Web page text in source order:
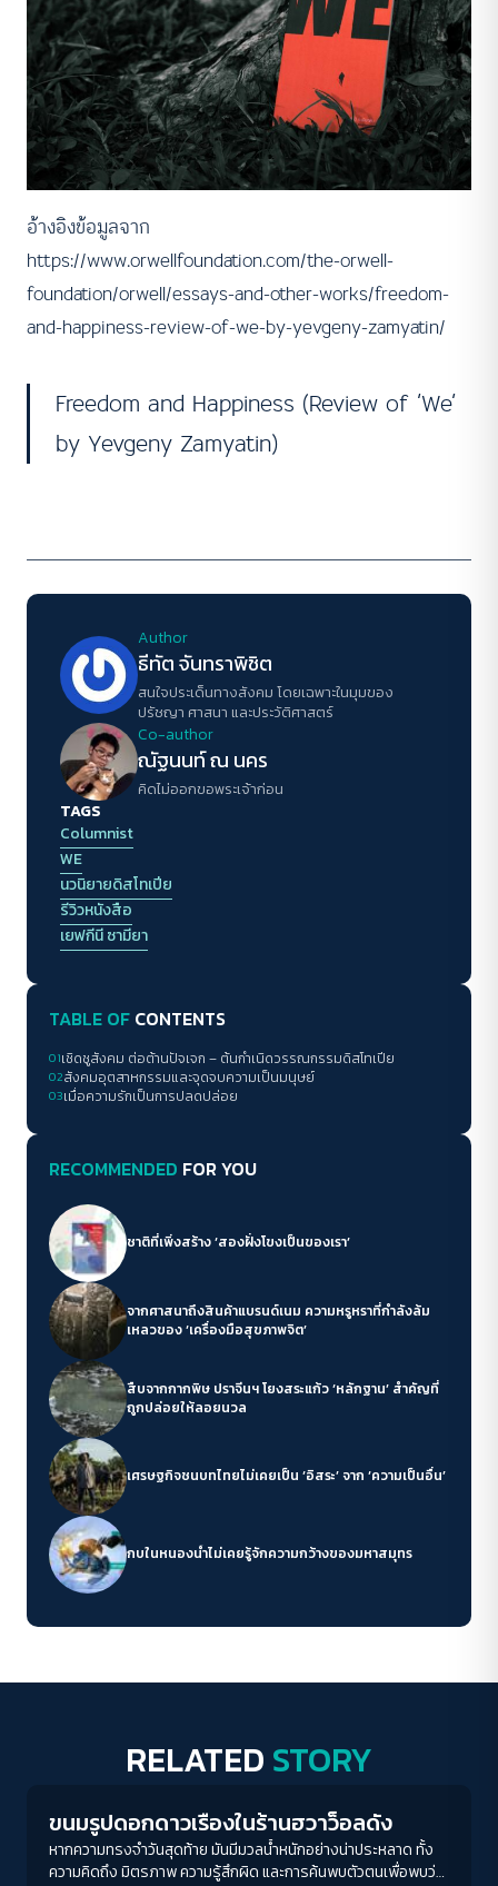
อ้างอิงข้อมูลจาก
https://www.orwellfoundation.com/the-orwell-
foundation/orwell/essays-and-other-works/freedom-
and-happiness-review-of-we-by-yevgeny-zamyatin/
Freedom and Happiness (Review of ‘We’
by Yevgeny Zamyatin)
Author
ธีทัต จันทราพิชิต
สนใจประเด็นทางสังคม โดยเฉพาะในมุมของ
ปรัชญา ศาสนา และประวัติศาสตร์
Co-author
ณัฐนนท์ ณ นคร
คิดไม่ออกขอพระเจ้าก่อน
TAGS
Columnist
WE
นวนิยายดิสโทเปีย
รีวิวหนังสือ
เยฟกีนี ซามียา
TABLE OF CONTENTS
01เชิดชูสังคม ต่อต้านปัจเจก – ต้นกำเนิดวรรณกรรมดิสโทเปีย
02สังคมอุตสาหกรรมและจุดจบความเป็นมนุษย์
03เมื่อความรักเป็นการปลดปล่อย
RECOMMENDED FOR YOU
ชาติที่เพิ่งสร้าง ‘สองฝั่งโขงเป็นของเรา’
จากศาสนาถึงสินค้าแบรนด์เนม ความหรูหราที่กำลังล้ม
เหลวของ ‘เครื่องมือสุขภาพจิต’
สืบจากกากพิษ ปราจีนฯ โยงสระแก้ว ‘หลักฐาน’ สำคัญที่
ถูกปล่อยให้ลอยนวล
เศรษฐกิจชนบทไทยไม่เคยเป็น ‘อิสระ’ จาก ‘ความเป็นอื่น’
กบในหนองน้ำไม่เคยรู้จักความกว้างของมหาสมุทร
RELATED STORY
ขนมรูปดอกดาวเรืองในร้านฮวาว็อลดัง
หากความทรงจำวันสุดท้าย มันมีมวลน้ำหนักอย่างน่าประหลาด ทั้ง
ความคิดถึง มิตรภาพ ความรู้สึกผิด และการค้นพบตัวตนเพื่อพบว่า